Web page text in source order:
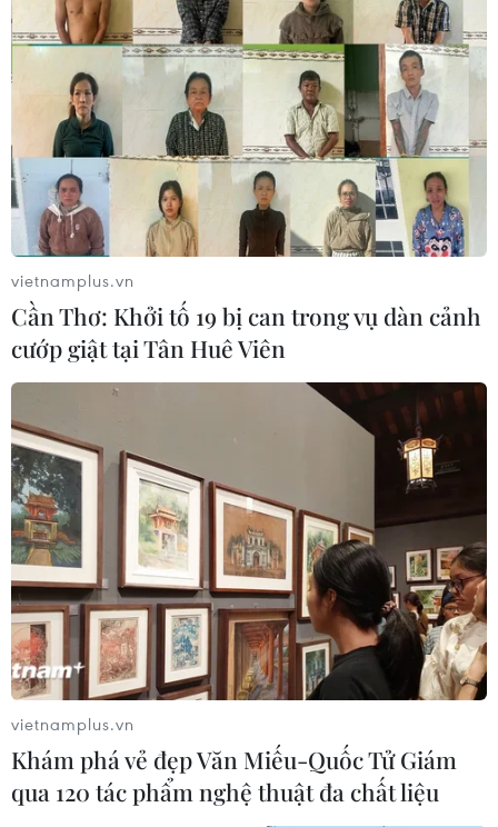
vietnamplus.vn
Cần Thơ: Khởi tố 19 bị can trong vụ dàn cảnh
cướp giật tại Tân Huê Viên
vietnamplus.vn
Khám phá vẻ đẹp Văn Miếu-Quốc Tử Giám
qua 120 tác phẩm nghệ thuật đa chất liệu